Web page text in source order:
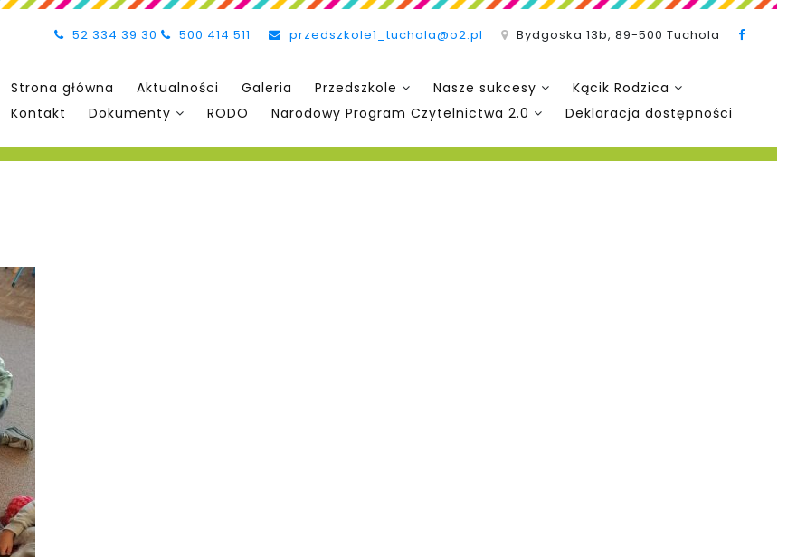
52 334 39 30 500 414 511 przedszkole1_tuchola@o2.pl Bydgoska 13b, 89-500 Tuchola
Strona główna Aktualności Galeria Przedszkole Nasze sukcesy
Kącik Rodzica
Kontakt
Dokumenty RODO Narodowy Program Czytelnictwa 2.0 Deklaracja dostępności